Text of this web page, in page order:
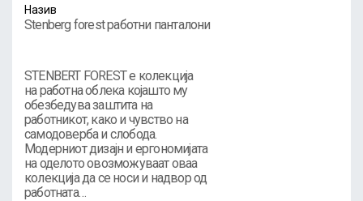
Назив
Stenberg forest работни панталони
STENBERT FOREST е колекција
на работна облека којашто му
обезбедува заштита на
работникот, како и чувство на
самодоверба и слобода.
Модерниот дизајн и ергономијата
на оделото овозможуваат оваа
колекција да се носи и надвор од
работната…